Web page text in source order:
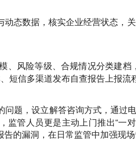
态数据，核实企业经营状态，
、风险等级、合规情况分类建
信多渠道发布自查报告上报流
题，设立解答咨询方式，通过
管人员更是主动上门推出“一
的漏洞，在日常监管中加强现场